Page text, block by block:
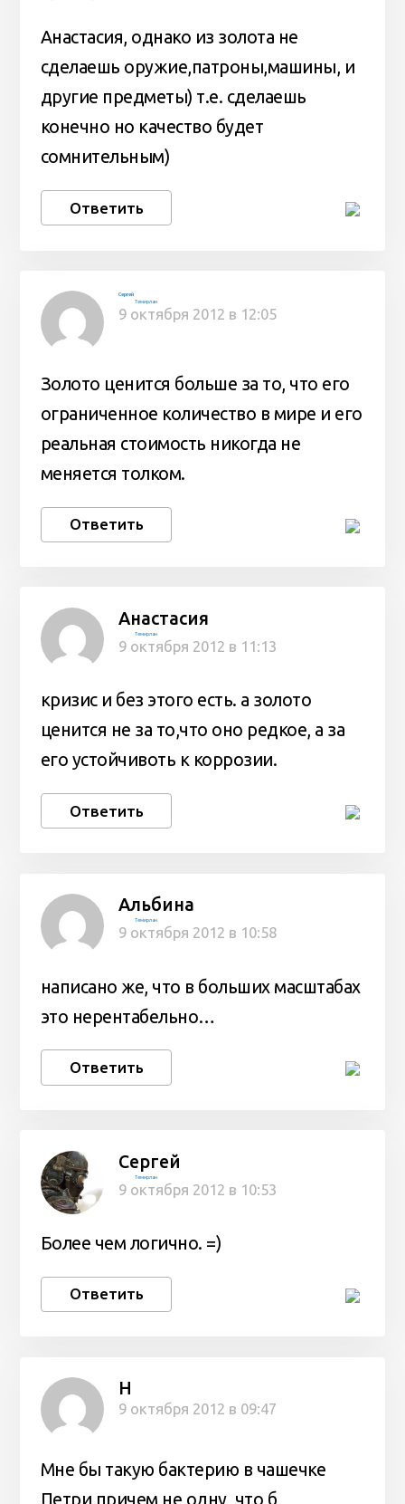
Анастасия, однако из золота не
сделаешь оружие,патроны,машины, и
другие предметы) т.е. сделаешь
конечно но качество будет
сомнительным)
Ответить
Сергей
Темирлан
9 октября 2012 в 12:05
Золото ценится больше за то, что его
ограниченное количество в мире и его
реальная стоимость никогда не
меняется толком.
Ответить
Анастасия
Темирлан
9 октября 2012 в 11:13
кризис и без этого есть. а золото
ценится не за то,что оно редкое, а за
его устойчивоть к коррозии.
Ответить
Альбина
Темирлан
9 октября 2012 в 10:58
написано же, что в больших масштабах
это нерентабельно…
Ответить
Сергей
Темирлан
9 октября 2012 в 10:53
Более чем логично. =)
Ответить
Н
9 октября 2012 в 09:47
Мне бы такую бактерию в чашечке
Петри причем не одну, что б